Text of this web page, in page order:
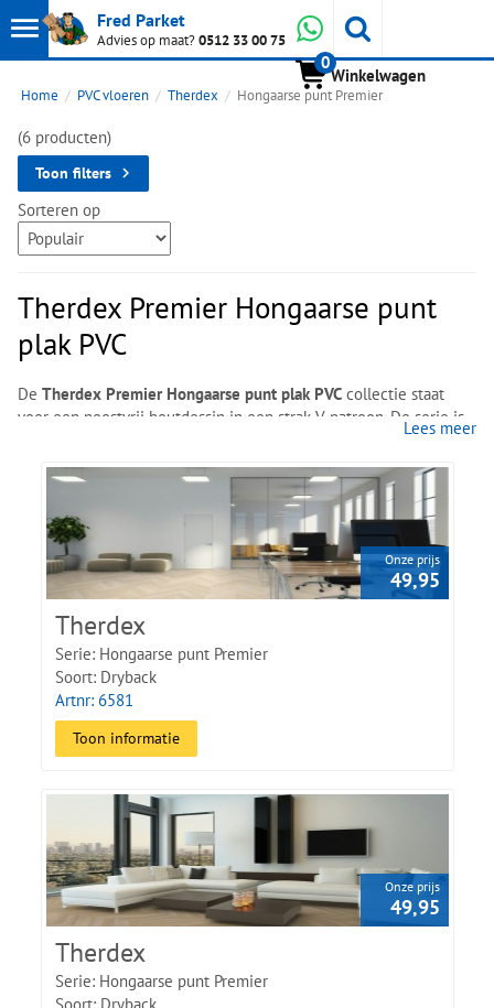
Toon
hoofdmenu
Fred Parket
Advies op maat?0512 33 00 75 Whatsapp
0
Winkelwagen
Home PVC vloeren Therdex Hongaarse punt Premier
(6 producten)
Toon filters
Sorteren op
Therdex Premier Hongaarse punt
plak PVC
De Therdex Premier Hongaarse punt plak PVC collectie staat
voor een noestvrij houtdessin in een strak V-patroon. De serie is
en heeft register embossing, waardoor
de structuur zichtbaar en voelbaar aanwezig is.
670 × 150 × 2,5 mm. Een pak bevat 3,245 m²
verdeeld over
. De slijtlaag van0,55 mmmaakt de vloer
geschikt voor intensief dagelijks gebruik.
Vraag een staal aan of bezoek onze showroom in Kootstertille om
de kleur, structuur en het patroon te beoordelen.
Lees meer
Onze prijs
49,95
Therdex
Serie: Hongaarse punt Premier
Soort: Dryback
Artnr: 6581
Toon informatie
Onze prijs
49,95
Therdex
Serie: Hongaarse punt Premier